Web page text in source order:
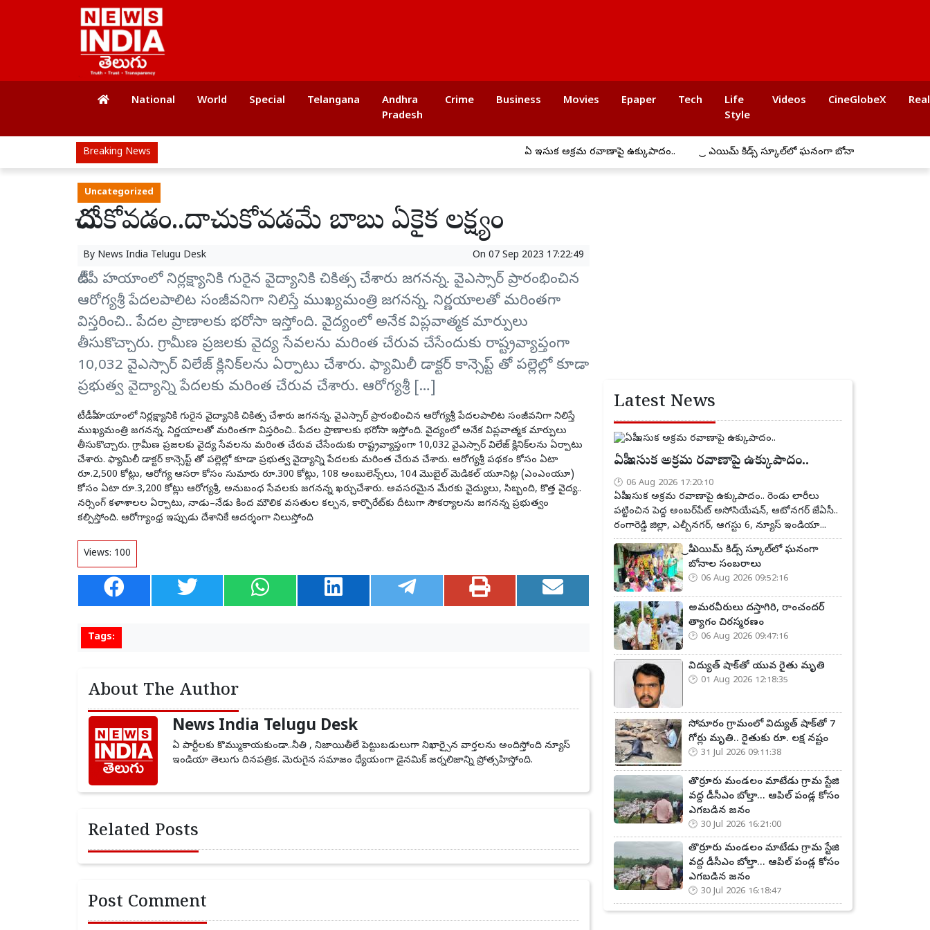
National World Special Telangana
Andhra
Pradesh
Crime Business Movies Epaper Tech
Life
Style
Videos CineGlobeX
Breaking News ఏపీ ఇసుక అక్రమ రవాణాపై ఉక్కుపాదం.. ప్రీ ఎయిమ్ కిడ్స్ స్కూల్‌లో ఘనంగా బోనాల సంబరాలు
Uncategorized
దోచుకోవడం..దాచుకోవడమే బాబు ఏకైక లక్ష్యం
By News India Telugu Desk On 07 Sep 2023 17:22:49
టీడీపీ హయాంలో నిర్లక్ష్యానికి గురైన వైద్యానికి చికిత్స చేశారు జగనన్న. వైఎస్సార్ ప్రారంభించిన
ఆరోగ్యశ్రీ పేదలపాలిట సంజీవనిగా నిలిస్తే ముఖ్యమంత్రి జగనన్న. నిర్ణయాలతో మరింతగా
విస్తరించి.. పేదల ప్రాణాలకు భరోసా ఇస్తోంది. వైద్యంలో అనేక విప్లవాత్మక మార్పులు
తీసుకొచ్చారు. గ్రామీణ ప్రజలకు వైద్య సేవలను మరింత చేరువ చేసేందుకు రాష్ట్రవ్యాప్తంగా
10,032 వైఎస్సార్‌ విలేజ్‌ క్లినిక్‌లను ఏర్పాటు చేశారు. ఫ్యామిలీ డాక్టర్ కాన్సెప్ట్ తో పల్లెల్లో కూడా
ప్రభుత్వ వైద్యాన్ని పేదలకు మరింత చేరువ చేశారు. ఆరోగ్యశ్రీ […]
టీడీపీ హయాంలో నిర్లక్ష్యానికి గురైన వైద్యానికి చికిత్స చేశారు జగనన్న. వైఎస్సార్ ప్రారంభించిన ఆరోగ్యశ్రీ పేదలపాలిట సంజీవనిగా నిలిస్తే
ముఖ్యమంత్రి జగనన్న. నిర్ణయాలతో మరింతగా విస్తరించి.. పేదల ప్రాణాలకు భరోసా ఇస్తోంది. వైద్యంలో అనేక విప్లవాత్మక మార్పులు
తీసుకొచ్చారు. గ్రామీణ ప్రజలకు వైద్య సేవలను మరింత చేరువ చేసేందుకు రాష్ట్రవ్యాప్తంగా 10,032 వైఎస్సార్‌ విలేజ్‌ క్లినిక్‌లను ఏర్పాటు
చేశారు. ఫ్యామిలీ డాక్టర్ కాన్సెప్ట్ తో పల్లెల్లో కూడా ప్రభుత్వ వైద్యాన్ని పేదలకు మరింత చేరువ చేశారు. ఆరోగ్యశ్రీ పథకం కోసం ఏటా
రూ.2,500 కోట్లు, ఆరోగ్య ఆసరా కోసం సుమారు రూ.300 కోట్లు, 108 అంబులెన్స్‌లు, 104 మొబైల్‌ మెడికల్‌ యూనిట్ల (ఎంఎంయూ)
కోసం ఏటా రూ.3,200 కోట్లు ఆరోగ్యశ్రీ, అనుబంధ సేవలకు జగనన్న ఖర్చుచేశారు. అవసరమైన మేరకు వైద్యులు, సిబ్బంది, కొత్త వైద్య..
నర్సింగ్‌ కళాశాలల ఏర్పాటు, నాడు–నేడు కింద మౌలిక వసతుల కల్పన, కార్పొరేట్‌కు దీటుగా సౌకర్యాలను జగనన్న ప్రభుత్వం
కల్పిస్తోంది. ఆరోగ్యాంధ్ర ఇప్పుడు దేశానికే ఆదర్శంగా నిలుస్తోంది
Views: 100
Tags:
About The Author
News India Telugu Desk
ఏ పార్టీలకు కొమ్ముకాయకుండా..నీతి , నిజాయితీలే పెట్టుబడులుగా నిఖార్సైన వార్తలను అందిస్తోంది న్యూస్
ఇండియా తెలుగు దినపత్రిక. మెరుగైన సమాజం ధ్యేయంగా డైనమిక్ జర్నలిజాన్ని ప్రోత్సహిస్తోంది.
Related Posts
Post Comment
Latest News
ఏపీ ఇసుక అక్రమ రవాణాపై ఉక్కుపాదం..
06 Aug 2026 17:20:10
ఏపీ ఇసుక అక్రమ రవాణాపై ఉక్కుపాదం.. రెండు లారీలు
పట్టించిన పెద్ద అంబర్‌పేట్ అసోసియేషన్, ఆటోనగర్ జేఏసీ..
రంగారెడ్డి జిల్లా, ఎల్బీనగర్, ఆగస్టు 6, న్యూస్ ఇండియా...
ప్రీ ఎయిమ్ కిడ్స్ స్కూల్‌లో ఘనంగా
బోనాల సంబరాలు
06 Aug 2026 09:52:16
అమరవీరులు దస్తాగిరి, రాంచందర్
త్యాగం చిరస్మరణం
06 Aug 2026 09:47:16
విద్యుత్ షాక్‌తో యువ రైతు మృతి
01 Aug 2026 12:18:35
సోమారం గ్రామంలో విద్యుత్ షాక్‌తో 7
గోర్లు మృతి.. రైతుకు రూ. లక్ష నష్టం
31 Jul 2026 09:11:38
తొర్రూరు మండలం మాటేడు గ్రామ స్టేజి
వద్ద డీసీఎం బోల్తా... ఆపిల్ పండ్ల కోసం
ఎగబడిన జనం
30 Jul 2026 16:21:00
తొర్రూరు మండలం మాటేడు గ్రామ స్టేజి
వద్ద డీసీఎం బోల్తా... ఆపిల్ పండ్ల కోసం
ఎగబడిన జనం
30 Jul 2026 16:18:47